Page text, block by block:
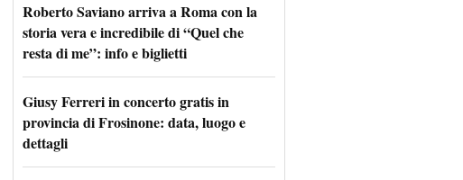
Roberto Saviano arriva a Roma con la
storia vera e incredibile di “Quel che
resta di me”: info e biglietti
Giusy Ferreri in concerto gratis in
provincia di Frosinone: data, luogo e
dettagli